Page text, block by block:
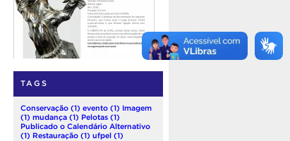
TAGS
Conservação (1) evento (1) Imagem
(1) mudança (1) Pelotas (1)
Publicado o Calendário Alternativo
(1) Restauração (1) ufpel (1)